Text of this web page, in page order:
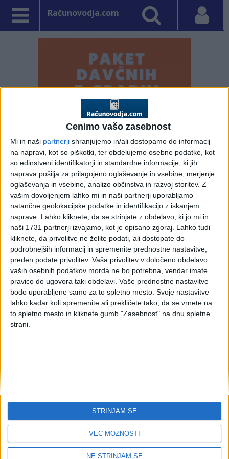
Cenimo vašo zasebnost
Mi in naši partnerji shranjujemo in/ali dostopamo do informacij
na napravi, kot so piškotki, ter obdelujemo osebne podatke, kot
so edinstveni identifikatorji in standardne informacije, ki jih
naprava pošilja za prilagojeno oglaševanje in vsebine, merjenje
oglaševanja in vsebine, analizo občinstva in razvoj storitev. Z
vašim dovoljenjem lahko mi in naši partnerji uporabljamo
natančne geolokacijske podatke in identifikacijo z iskanjem
naprave. Lahko kliknete, da se strinjate z obdelavo, ki jo mi in
naši 1731 partnerji izvajamo, kot je opisano zgoraj. Lahko tudi
kliknete, da privolitve ne želite podati, ali dostopate do
podrobnejših informacij in spremenite prednostne nastavitve,
preden podate privolitev. Vaša privolitev v določeno obdelavo
vaših osebnih podatkov morda ne bo potrebna, vendar imate
pravico do ugovora taki obdelavi. Vaše prednostne nastavitve
bodo uporabljene samo za to spletno mesto. Svoje nastavitve
lahko kadar koli spremenite ali prekličete tako, da se vrnete na
to spletno mesto in kliknete gumb "Zasebnost" na dnu spletne
strani.
VEČ MOŽNOSTI
NE STRINJAM SE
STRINJAM SE
Računovodja.com
PRVA STRANNE SPREGLEJTE
Vpisano: 28. avgust 2019 ob 11:53
Obrazec UPN (program
za tisk)
Brezplačen obrazec za tisk UPN obrazca.
Navodilo o obliki,vsebini in uporabi univerzalnega
plačilnega naloga UPN QR (zip),15.12.2016
Brezplačen program za izpis UPN QR -
tisk UPN
šifrant namenov plačil
Brezplačen program za izpis UPN QR